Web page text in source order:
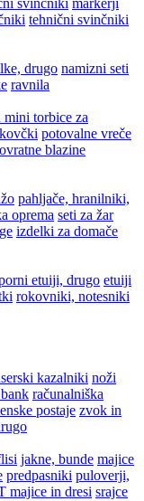
svinčniki markerji
tehnični svinčniki
drugo namizni seti
ravnila
torbice za
kovčki potovalne vreče
blazine
pahljače, hranilniki,
oprema seti za žar
izdelki za domače
etuiji, drugo etuiji
rokovniki, notesniki
kazalniki noži
računalniška
postaje zvok in
jakne, bunde majice
predpasniki puloverji,
majice in dresi srajce